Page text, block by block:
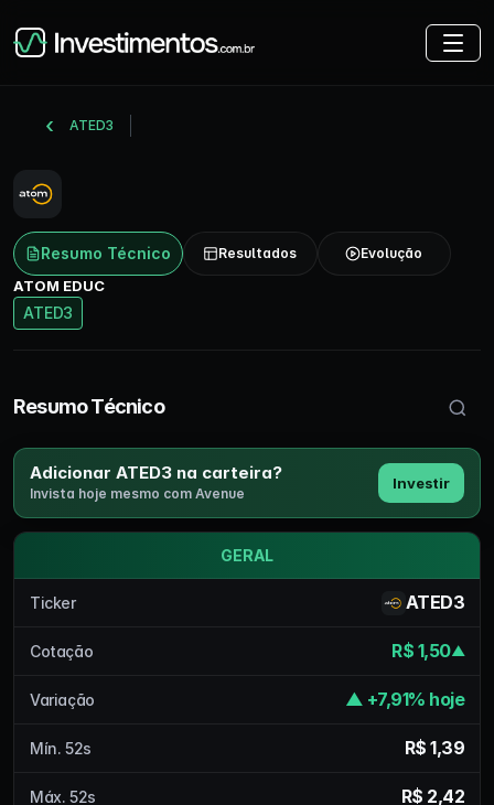
ATED3
Resumo Técnico Resultados Evolução
ATOM EDUC
ATED3
Resumo Técnico
Adicionar ATED3 na carteira?
Invista hoje mesmo com Avenue
Investir
GERAL
Ticker ATED3
Cotação R$ 1,50▲
Variação ▲ +7,91% hoje
Mín. 52s R$ 1,39
Máx. 52s R$ 2,42